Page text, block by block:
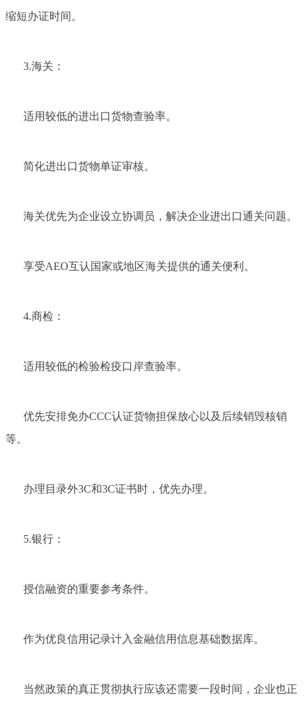
缩短办证时间。
3.海关：
适用较低的进出口货物查验率。
简化进出口货物单证审核。
海关优先为企业设立协调员，解决企业进出口通关问题。
享受AEO互认国家或地区海关提供的通关便利。
4.商检：
适用较低的检验检疫口岸查验率。
优先安排免办CCC认证货物担保放心以及后续销毁核销
等。
办理目录外3C和3C证书时，优先办理。
5.银行：
授信融资的重要参考条件。
作为优良信用记录计入金融信用信息基础数据库。
当然政策的真正贯彻执行应该还需要一段时间，企业也正